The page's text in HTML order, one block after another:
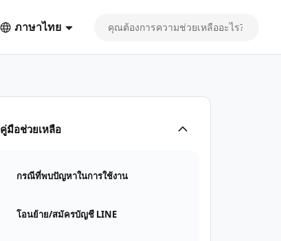
ภาษาไทย
คู่มือช่วยเหลือ
กรณีที่พบปัญหาในการใช้งาน
โอนย้าย/สมัครบัญชี LINE